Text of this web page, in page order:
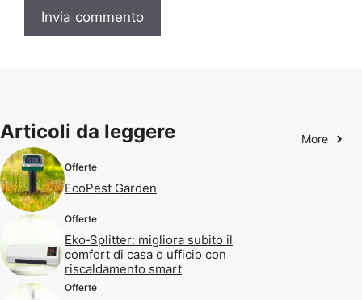
Articoli da leggere More
Offerte
EcoPest Garden
Offerte
Eko‑Splitter: migliora subito il
comfort di casa o ufficio con
riscaldamento smart
Offerte